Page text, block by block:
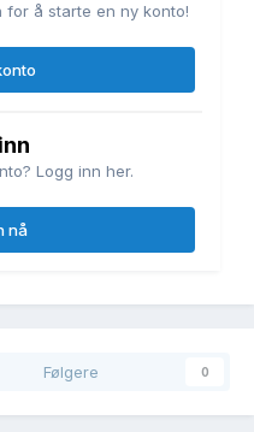
for å starte en ny konto!
Logg inn her.
nå
Følgere 0